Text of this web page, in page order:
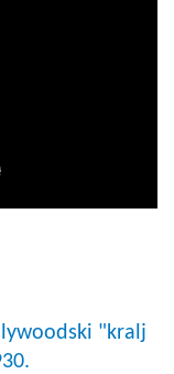
"kralj